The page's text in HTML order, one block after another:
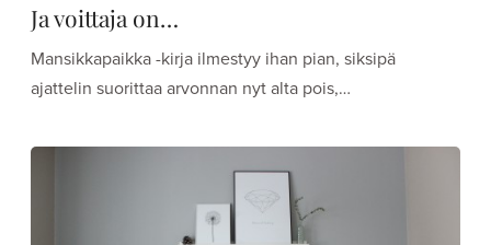
Ja voittaja on…
Mansikkapaikka -kirja ilmestyy ihan pian, siksipä
ajattelin suorittaa arvonnan nyt alta pois,…